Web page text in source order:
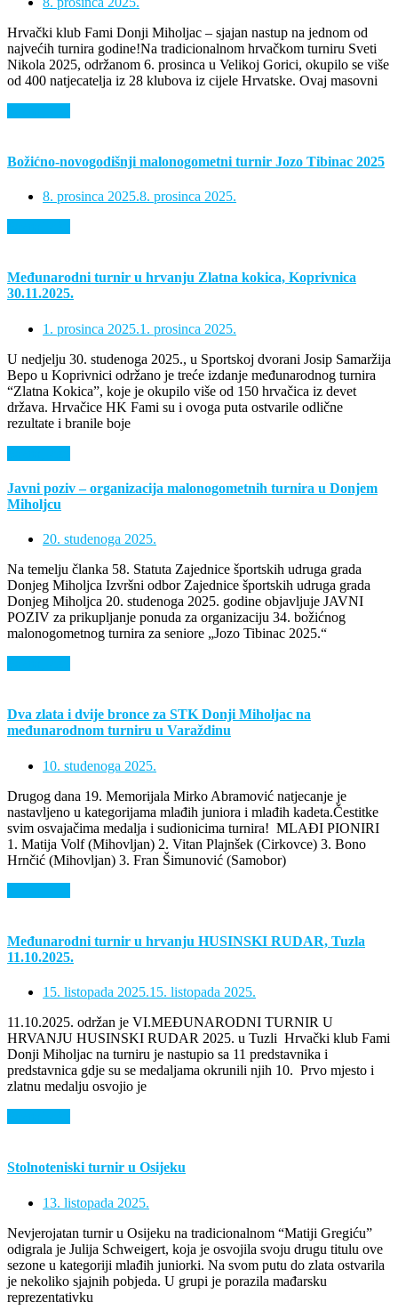
Hrvački klub Fami Donji Miholjac – sjajan nastup na jednom od
najvećih turnira godine!Na tradicionalnom hrvačkom turniru Sveti
Nikola 2025, održanom 6. prosinca u Velikoj Gorici, okupilo se više
od 400 natjecatelja iz 28 klubova iz cijele Hrvatske. Ovaj masovni
Božićno-novogodišnji malonogometni turnir Jozo Tibinac 2025
8. prosinca 2025.8. prosinca 2025.
Međunarodni turnir u hrvanju Zlatna kokica, Koprivnica
30.11.2025.
1. prosinca 2025.1. prosinca 2025.
U nedjelju 30. studenoga 2025., u Sportskoj dvorani Josip Samaržija
Bepo u Koprivnici održano je treće izdanje međunarodnog turnira
“Zlatna Kokica”, koje je okupilo više od 150 hrvačica iz devet
država. Hrvačice HK Fami su i ovoga puta ostvarile odlične
rezultate i branile boje
Javni poziv – organizacija malonogometnih turnira u Donjem
Miholjcu
20. studenoga 2025.
Na temelju članka 58. Statuta Zajednice športskih udruga grada
Donjeg Miholjca Izvršni odbor Zajednice športskih udruga grada
Donjeg Miholjca 20. studenoga 2025. godine objavljuje JAVNI
POZIV za prikupljanje ponuda za organizaciju 34. božićnog
malonogometnog turnira za seniore „Jozo Tibinac 2025.“
Dva zlata i dvije bronce za STK Donji Miholjac na
međunarodnom turniru u Varaždinu
10. studenoga 2025.
Drugog dana 19. Memorijala Mirko Abramović natjecanje je
nastavljeno u kategorijama mlađih juniora i mlađih kadeta.Čestitke
svim osvajačima medalja i sudionicima turnira! MLAĐI PIONIRI
1. Matija Volf (Mihovljan) 2. Vitan Plajnšek (Cirkovce) 3. Bono
Hrnčić (Mihovljan) 3. Fran Šimunović (Samobor)
Međunarodni turnir u hrvanju HUSINSKI RUDAR, Tuzla
11.10.2025.
15. listopada 2025.15. listopada 2025.
11.10.2025. održan je VI.MEĐUNARODNI TURNIR U
HRVANJU HUSINSKI RUDAR 2025. u Tuzli Hrvački klub Fami
Donji Miholjac na turniru je nastupio sa 11 predstavnika i
predstavnica gdje su se medaljama okrunili njih 10. Prvo mjesto i
zlatnu medalju osvojio je
Stolnoteniski turnir u Osijeku
13. listopada 2025.
Nevjerojatan turnir u Osijeku na tradicionalnom “Matiji Gregiću”
odigrala je Julija Schweigert, koja je osvojila svoju drugu titulu ove
sezone u kategoriji mlađih juniorki. Na svom putu do zlata ostvarila
je nekoliko sjajnih pobjeda. U grupi je porazila mađarsku
reprezentativku